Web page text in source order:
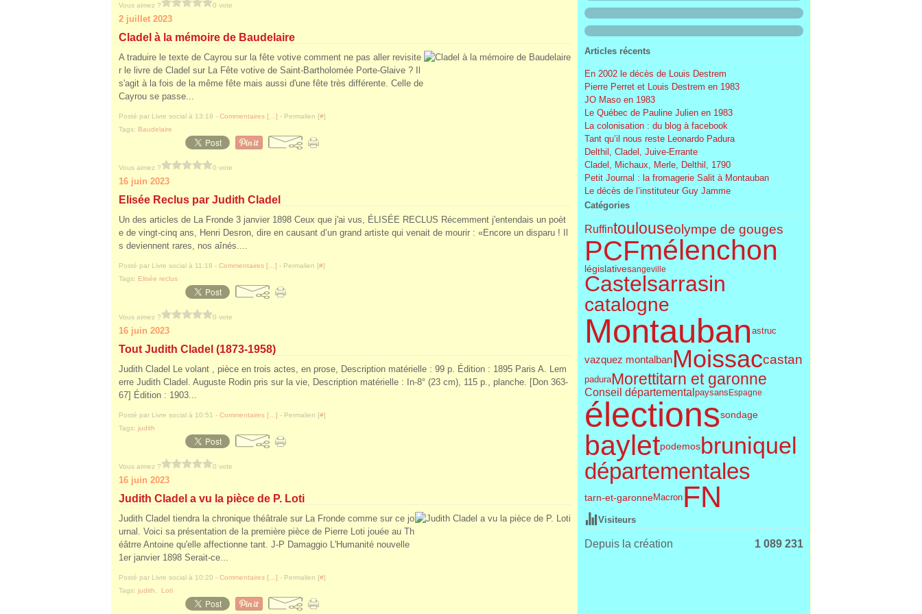
Vous aimez ? 0 vote
2 juillet 2023
Cladel à la mémoire de Baudelaire
A traduire le texte de Cayrou sur la fête votive comment ne pas aller revisite
r le livre de Cladel sur La Fête votive de Saint-Bartholomée Porte-Glaive ? Il
s'agit à la fois de la même fête mais aussi d'une fête très différente. Celle de
Cayrou se passe...
Posté par Livre social à 13:19 - Commentaires [ ] - Permalien [#]
Tags: Baudelaire
Vous aimez ? 0 vote
16 juin 2023
Elisée Reclus par Judith Cladel
Un des articles de La Fronde 3 janvier 1898 Ceux que j'ai vus, ÉLISÉE RECLUS Récemment j'entendais un poèt
e de vingt-cinq ans, Henri Desron, dire en causant d’un grand artiste qui venait de mourir : «Encore un disparu ! Il
s deviennent rares, nos aînés....
Posté par Livre social à 11:18 - Commentaires [ ] - Permalien [#]
Tags: Elisée reclus
Vous aimez ? 0 vote
16 juin 2023
Tout Judith Cladel (1873-1958)
Judith Cladel Le volant , pièce en trois actes, en prose, Description matérielle : 99 p. Édition : 1895 Paris A. Lem
erre Judith Cladel. Auguste Rodin pris sur la vie, Description matérielle : In-8° (23 cm), 115 p., planche. [Don 363-
67] Édition : 1903...
Posté par Livre social à 10:51 - Commentaires [ ] - Permalien [#]
Tags: judith
Vous aimez ? 0 vote
16 juin 2023
Judith Cladel a vu la pièce de P. Loti
Judith Cladel tiendra la chronique théâtrale sur La Fronde comme sur ce jo
urnal. Voici sa présentation de la première pièce de Pierre Loti jouée au Th
éâtrre Antoine qu'elle affectionne tant. J-P Damaggio L'Humanité nouvelle
1er janvier 1898 Serait-ce...
Posté par Livre social à 10:20 - Commentaires [ ] - Permalien [#]
Tags: judith Loti
Articles récents
En 2002 le décès de Louis Destrem
Pierre Perret et Louis Destrem en 1983
JO Maso en 1983
Le Québec de Pauline Julien en 1983
La colonisation : du blog à facebook
Tant qu’il nous reste Leonardo Padura
Delthil, Cladel, Juive-Errante
Cladel, Michaux, Merle, Delthil, 1790
Petit Journal : la fromagerie Salit à Montauban
Le décès de l’instituteur Guy Jamme
Catégories
Ruffintoulouseolympe de gouges
PCFmélenchon
législativesangeville
Castelsarrasin
catalogne
Montauban astruc
vazquez montalbanMoissaccastan
paduraMorettitarn et garonne
Conseil départemental paysansEspagne
électionssondage
bayletpodemosbruniquel
départementales
tarn-et-garonneMacronFN
Visiteurs
Depuis la création 1 089 231